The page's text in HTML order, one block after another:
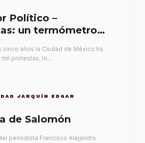
Político –
un termómetro
cinco años la Ciudad de México ha
mil protestas, lo…
JARQUÍN EDGAR
de Salomón
periodista Francisco Alejandro